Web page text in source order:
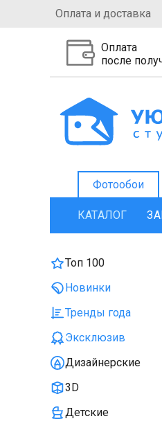
Оплата и доставка
Оплата
после
Фотообои
КАТАЛОГ
Топ 100
Новинки
Тренды года
Эксклюзив
Дизайнерские
3D
Детские